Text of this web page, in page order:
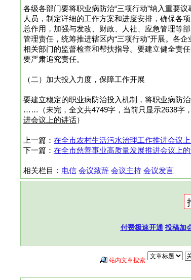
各级各部门要将职业病防治“三项行动”纳入重要
人员，制定详细的工作方案和进度安排，确保各
总作用，加强与发改、财政、人社、应急管理等
管理责任，统筹推进辖区内“三项行动”开展。各
相关部门的监督检查和帮扶指导。要建立健全责
要严肃追究责任。
（二）加大投入力度，保障工作开展
要建立稳定的职业病防治投入机制，将职业病防
……（未完，全文共4749字，当前只显示2638字
进会议上的讲话）
上一篇： 在全市农村生活污水治理工作推进会议
下一篇： 在全市慈善事业高质量发展推进会议上
相关栏目： 电信 会议致辞 会议主持 会议发言
付费极速开通 投稿加
站内文章搜索